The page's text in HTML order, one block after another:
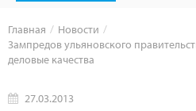
Главная
Новости
Зампредов ульяновского
деловые качества
27.03.2013